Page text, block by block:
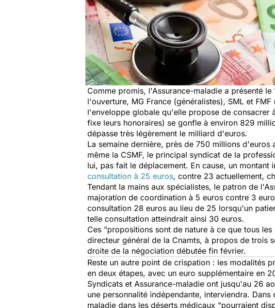
Comme promis, l'Assurance-maladie a présenté
l'ouverture, MG France (généralistes), SML et
l'enveloppe globale qu'elle propose de consacrer
fixe leurs honoraires) se gonfle à environ 829
dépasse très légèrement le milliard d'euros.
La semaine dernière, près de 750 millions
même la CSMF, le principal syndicat de la
lui, pas fait le déplacement. En cause, un
consultation à 25 euros, contre 23 actuellement,
Tendant la mains aux spécialistes, le patron de
majoration de coordination à 5 euros contre 3
consultation 28 euros au lieu de 25 lorsqu'un
telle consultation atteindrait ainsi 30 euros.
Ces "propositions sont de nature à ce que tous
directeur général de la Cnamts, à propos de trois
droite de la négociation débutée fin février.
Reste un autre point de crispation : les modalités
en deux étapes, avec un euro supplémentaire en
Syndicats et Assurance-maladie ont jusqu'au 26
une personnalité indépendante, interviendra.
maladie dans les déserts médicaux "pourraient